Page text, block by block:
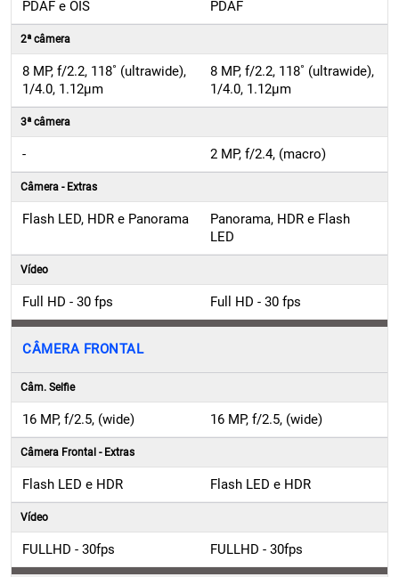
PDAF e OIS PDAF
2ª câmera
8 MP, f/2.2, 118˚ (ultrawide),
1/4.0, 1.12µm
8 MP, f/2.2, 118˚ (ultrawide),
1/4.0, 1.12µm
3ª câmera
- 2 MP, f/2.4, (macro)
Câmera - Extras
Flash LED, HDR e Panorama
Panorama, HDR e Flash
LED
Vídeo
Full HD - 30 fps Full HD - 30 fps
CÂMERA FRONTAL
Câm. Selfie
16 MP, f/2.5, (wide) 16 MP, f/2.5, (wide)
Câmera Frontal - Extras
Flash LED e HDR Flash LED e HDR
Vídeo
FULLHD - 30fps FULLHD - 30fps